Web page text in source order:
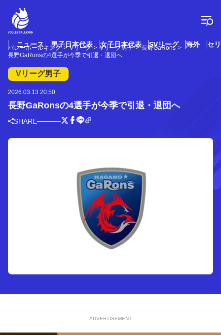
ニュース 男子日本代表 女子日本代表 SVリーグ 海外 セ
バレーボールキング Vリーグ Vリーグ男子
長野GaRons
長野GaRonsの4選手が今季で引退・退団へ
Vリーグ男子
2026.03.13 20:50
長野GaRonsの4選手が今季で引退・退団へ
SHARE
ADVERTISEMENT